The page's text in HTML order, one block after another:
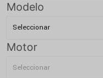
Modelo
Motor